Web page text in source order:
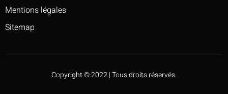
Mentions légales
Sitemap
Copyright © 2022 | Tous droits réservés.